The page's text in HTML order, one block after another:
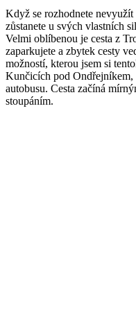
Když se rozhodnete
zůstanete u svých vlastních
Velmi oblíbenou je cesta z
zaparkujete a zbytek cesty
možností, kterou jsem si
Kunčicích pod Ondřejníkem,
autobusu. Cesta začíná
stoupáním.